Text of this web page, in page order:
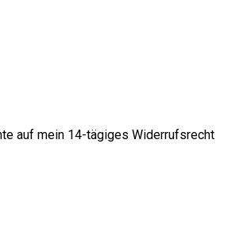
auf mein 14-tägiges Widerrufsrecht